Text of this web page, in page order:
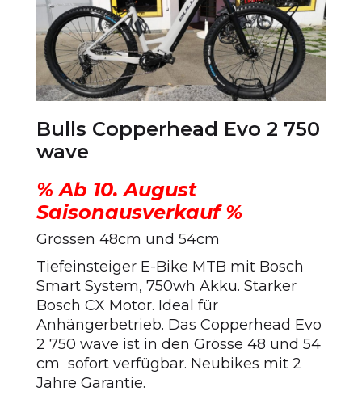
Bulls Copperhead Evo 2 750
wave
% Ab 10. August
Saisonausverkauf %
Grössen 48cm und 54cm
Tiefeinsteiger E-Bike MTB mit Bosch
Smart System, 750wh Akku. Starker
Bosch CX Motor. Ideal für
Anhängerbetrieb. Das Copperhead Evo
2 750 wave ist in den Grösse 48 und 54
cm sofort verfügbar. Neubikes mit 2
Jahre Garantie.